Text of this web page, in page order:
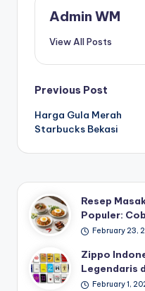
Admin WM
View All Posts
Post
navigation
Previous Post
Harga Gula Merah
Starbucks Bekasi
Resep
Populer:
February 23,
Zippo
Legendaris
February 1,